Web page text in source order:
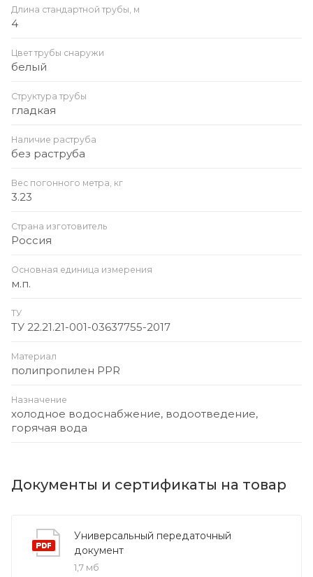
Длина стандартной трубы, м
4
Цвет трубы снаружи
белый
Структура трубы
гладкая
Наличие раструба
без раструба
Вес погонного метра, кг
3.23
Страна изготовитель
Россия
Основная единица измерения
м.п.
ТУ
ТУ 22.21.21-001-03637755-2017
Материал
полипропилен PPR
Назначение
холодное водоснабжение, водоотведение,
горячая вода
Документы и сертификаты на товар
Универсальный передаточный
документ
1,7 мб